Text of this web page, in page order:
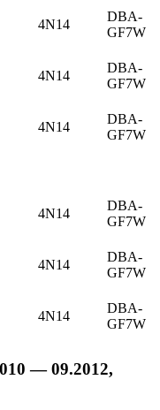
4N14
DBA-
GF7W
4N14
DBA-
GF7W
4N14
DBA-
GF7W
4N14
DBA-
GF7W
4N14
DBA-
GF7W
4N14
DBA-
GF7W
— 09.2012,